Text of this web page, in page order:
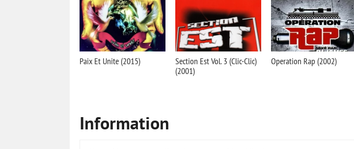
Paix Et Unite (2015)
Section Est Vol. 3 (Clic-Clic)
(2001)
Operation Rap (2002)
Information